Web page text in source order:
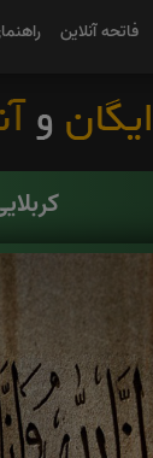
فاتحه آنلاین